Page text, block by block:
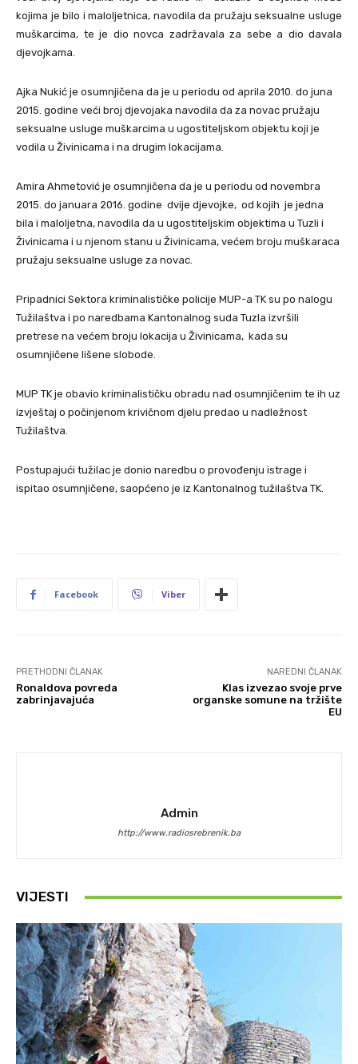
kojima je bilo i maloljetnica, navodila da pružaju seksualne usluge
muškarcima, te je dio novca zadržavala za sebe a dio davala
djevojkama.
Ajka Nukić je osumnjičena da je u periodu od aprila 2010. do juna
2015. godine veći broj djevojaka navodila da za novac pružaju
seksualne usluge muškarcima u ugostiteljskom objektu koji je
vodila u Živinicama i na drugim lokacijama.
Amira Ahmetović je osumnjičena da je u periodu od novembra
2015. do januara 2016. godine dvije djevojke, od kojih je jedna
bila i maloljetna, navodila da u ugostiteljskim objektima u Tuzli i
Živinicama i u njenom stanu u Živinicama, većem broju muškaraca
pružaju seksualne usluge za novac.
Pripadnici Sektora kriminalističke policije MUP-a TK su po nalogu
Tužilaštva i po naredbama Kantonalnog suda Tuzla izvršili
pretrese na većem broju lokacija u Živinicama, kada su
osumnjičene lišene slobode.
MUP TK je obavio kriminalističku obradu nad osumnjičenim te ih uz
izvještaj o počinjenom krivičnom djelu predao u nadležnost
Tužilaštva.
Postupajući tužilac je donio naredbu o provođenju istrage i
ispitao osumnjičene, saopćeno je iz Kantonalnog tužilaštva TK.
Facebook Viber
PRETHODNI ČLANAK
Ronaldova povreda
zabrinjavajuća
NAREDNI ČLANAK
Klas izvezao svoje prve
organske somune na tržište
EU
Admin
http://www.radiosrebrenik.ba
VIJESTI